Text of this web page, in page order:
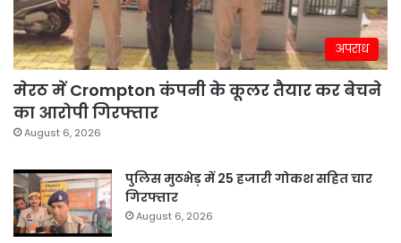
अपराध
मेरठ में Crompton कंपनी के कूलर तैयार कर बेचने
का आरोपी गिरफ्तार
August 6, 2026
पुलिस मुठभेड़ में 25 हजारी गोकश सहित चार
गिरफ्तार
August 6, 2026